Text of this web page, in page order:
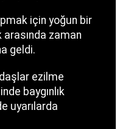
için yoğun bir
zaman
geldi.
ezilme
baygınlık
uyarılarda